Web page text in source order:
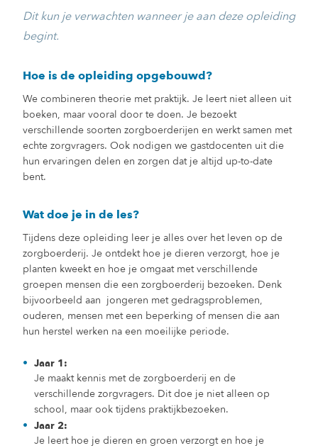
Dit kun je verwachten wanneer je aan deze opleiding
begint.
Hoe is de opleiding opgebouwd?
We combineren theorie met praktijk. Je leert niet alleen uit
boeken, maar vooral door te doen. Je bezoekt
verschillende soorten zorgboerderijen en werkt samen met
echte zorgvragers. Ook nodigen we gastdocenten uit die
hun ervaringen delen en zorgen dat je altijd up-to-date
bent.
Wat doe je in de les?
Tijdens deze opleiding leer je alles over het leven op de
zorgboerderij. Je ontdekt hoe je dieren verzorgt, hoe je
planten kweekt en hoe je omgaat met verschillende
groepen mensen die een zorgboerderij bezoeken. Denk
bijvoorbeeld aan jongeren met gedragsproblemen,
ouderen, mensen met een beperking of mensen die aan
hun herstel werken na een moeilijke periode.
Jaar 1:
Je maakt kennis met de zorgboerderij en de
verschillende zorgvragers. Dit doe je niet alleen op
school, maar ook tijdens praktijkbezoeken.
Jaar 2:
Je leert hoe je dieren en groen verzorgt en hoe je